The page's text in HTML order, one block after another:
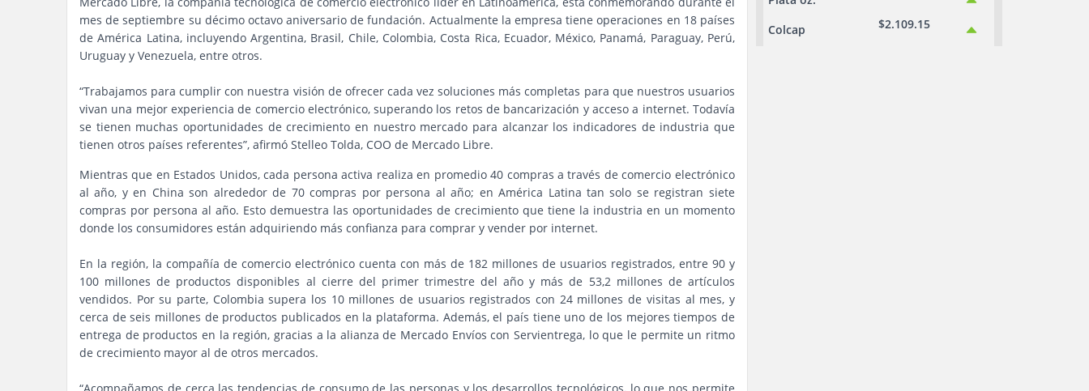
mes de septiembre su décimo octavo aniversario de fundación. Actualmente la empresa tiene operaciones en 18 países
de América Latina, incluyendo Argentina, Brasil, Chile, Colombia, Costa Rica, Ecuador, México, Panamá, Paraguay, Perú,
Uruguay y Venezuela, entre otros.
“Trabajamos para cumplir con nuestra visión de ofrecer cada vez soluciones más completas para que nuestros usuarios
vivan una mejor experiencia de comercio electrónico, superando los retos de bancarización y acceso a internet. Todavía
se tienen muchas oportunidades de crecimiento en nuestro mercado para alcanzar los indicadores de industria que
tienen otros países referentes”, afirmó Stelleo Tolda, COO de Mercado Libre.
Mientras que en Estados Unidos, cada persona activa realiza en promedio 40 compras a través de comercio electrónico
al año, y en China son alrededor de 70 compras por persona al año; en América Latina tan solo se registran siete
compras por persona al año. Esto demuestra las oportunidades de crecimiento que tiene la industria en un momento
donde los consumidores están adquiriendo más confianza para comprar y vender por internet.
En la región, la compañía de comercio electrónico cuenta con más de 182 millones de usuarios registrados, entre 90 y
100 millones de productos disponibles al cierre del primer trimestre del año y más de 53,2 millones de artículos
vendidos. Por su parte, Colombia supera los 10 millones de usuarios registrados con 24 millones de visitas al mes, y
cerca de seis millones de productos publicados en la plataforma. Además, el país tiene uno de los mejores tiempos de
entrega de productos en la región, gracias a la alianza de Mercado Envíos con Servientrega, lo que le permite un ritmo
de crecimiento mayor al de otros mercados.
Colcap $2.109.15